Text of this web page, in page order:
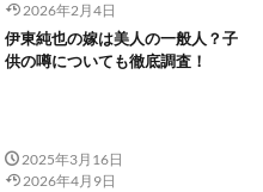
2026年2月4日
伊東純也の嫁は美人の一般人？子
供の噂についても徹底調査！
2025年3月16日
2026年4月9日